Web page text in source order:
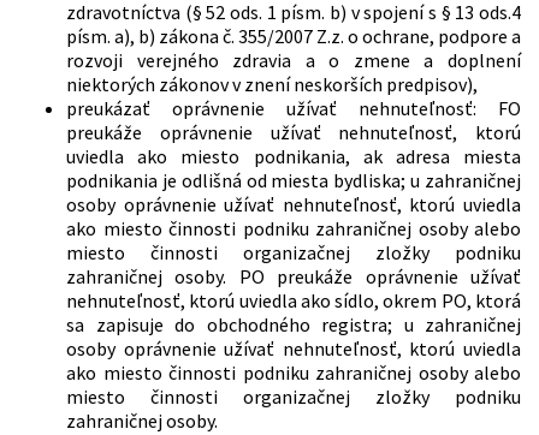
zdravotníctva (§ 52 ods. 1 písm. b) v spojení s § 13 ods.4
písm. a), b) zákona č. 355/2007 Z.z. o ochrane, podpore a
rozvoji verejného zdravia a o zmene a doplnení
niektorých zákonov v znení neskorších predpisov),
preukázať oprávnenie užívať nehnuteľnosť: FO
preukáže oprávnenie užívať nehnuteľnosť, ktorú
uviedla ako miesto podnikania, ak adresa miesta
podnikania je odlišná od miesta bydliska; u zahraničnej
osoby oprávnenie užívať nehnuteľnosť, ktorú uviedla
ako miesto činnosti podniku zahraničnej osoby alebo
miesto činnosti organizačnej zložky podniku
zahraničnej osoby. PO preukáže oprávnenie užívať
nehnuteľnosť, ktorú uviedla ako sídlo, okrem PO, ktorá
sa zapisuje do obchodného registra; u zahraničnej
osoby oprávnenie užívať nehnuteľnosť, ktorú uviedla
ako miesto činnosti podniku zahraničnej osoby alebo
miesto činnosti organizačnej zložky podniku
zahraničnej osoby.